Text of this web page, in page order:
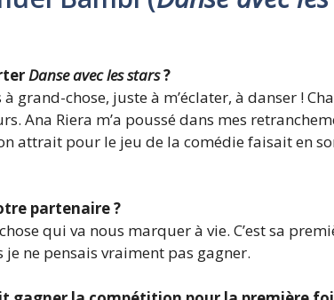
Danse avec les stars?
à grand-chose, juste à m’éclater, à danser !
Ana Riera m’a poussé dans mes
attrait pour le jeu de la comédie faisait en
partenaire ?
qui va nous marquer à vie. C’est sa
je ne pensais vraiment pas gagner.